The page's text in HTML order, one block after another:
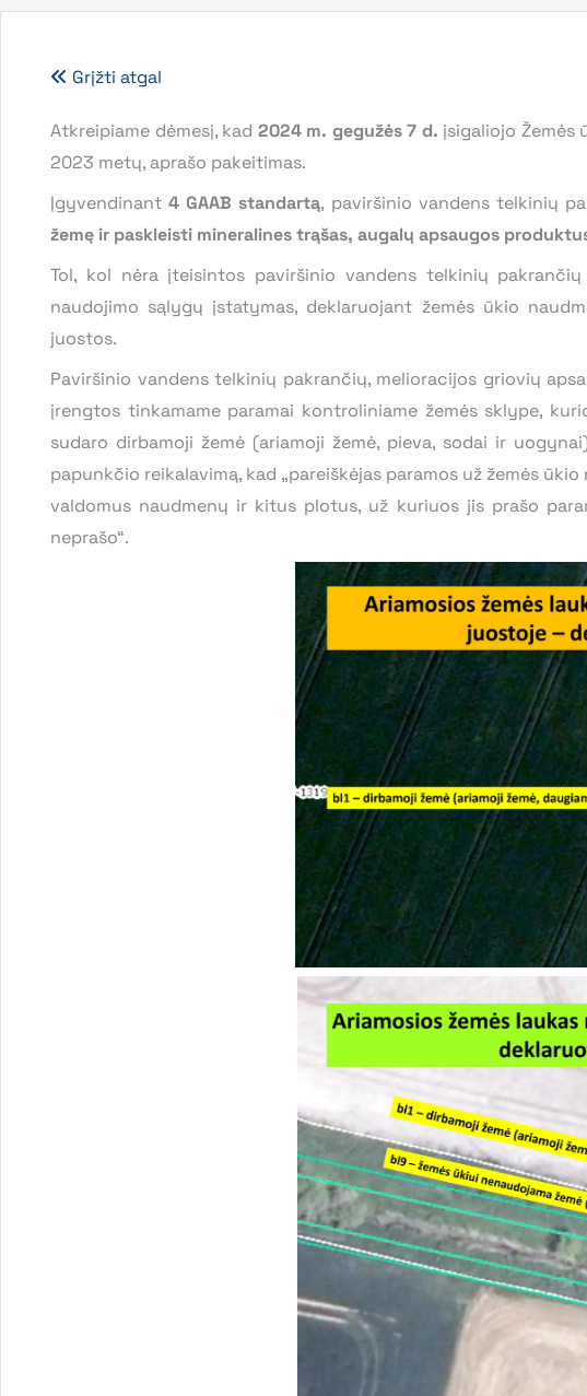
Grįžti atgal
Atkreipiame dėmesį, kad 2024 m. gegužės 7 d. įsigaliojo Žemės
2023 metų, aprašo pakeitimas.
Įgyvendinant4 GAAB standartą, paviršinio vandens telkinių
žemę ir paskleisti mineralines trąšas, augalų apsaugos
Tol, kol nėra įteisintos paviršinio vandens telkinių
naudojimo sąlygų įstatymas, deklaruojant žemės ūkio
juostos.
Paviršinio vandens telkinių pakrančių, melioracijos griovių
įrengtos tinkamame paramai kontroliniame žemės sklype,
sudaro dirbamoji žemė (ariamoji žemė, pieva, sodai ir
papunkčio reikalavimą, kad „pareiškėjas paramos už žemės
valdomus naudmenų ir kitus plotus, už kuriuos jis prašo
neprašo“.